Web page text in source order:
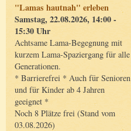
"Lamas hautnah" erleben
Samstag, 22.08.2026, 14:00 -
15:30 Uhr
Achtsame Lama-Begegnung mit
kurzem Lama-Spaziergang für alle
Generationen.
* Barrierefrei * Auch für Senioren
und für Kinder ab 4 Jahren
geeignet *
Noch 8 Plätze frei (Stand vom
03.08.2026)